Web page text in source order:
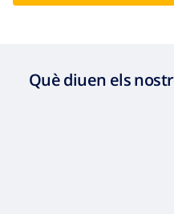
Què diuen els